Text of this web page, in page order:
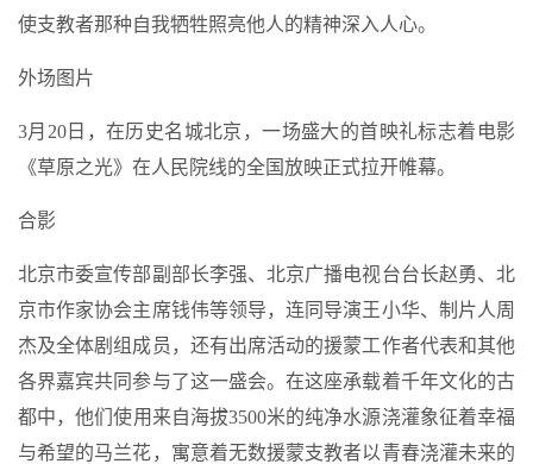
使支教者那种自我牺牲照亮他人的精神深入人心。
外场图片
3月20日，在历史名城北京，一场盛大的首映礼标志着电影
《草原之光》在人民院线的全国放映正式拉开帷幕。
合影
北京市委宣传部副部长李强、北京广播电视台台长赵勇、北
京市作家协会主席钱伟等领导，连同导演王小华、制片人周
杰及全体剧组成员，还有出席活动的援蒙工作者代表和其他
各界嘉宾共同参与了这一盛会。在这座承载着千年文化的古
都中，他们使用来自海拔3500米的纯净水源浇灌象征着幸福
与希望的马兰花，寓意着无数援蒙支教者以青春浇灌未来的